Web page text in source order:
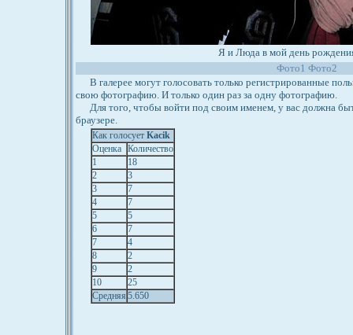
Я и Люда в мой день
Фото1 Фото2
В галерее могут голосовать только регистрированные
свою фотографию. И только один раз за одну фотографию.
Для того, чтобы войти под своим именем, у вас должна
браузере.
Как голосует Kacik
Оценка Количество
1
18
2
3
3
7
4
7
5
5
6
7
7
4
8
2
9
2
10
25
Средняя 5.650